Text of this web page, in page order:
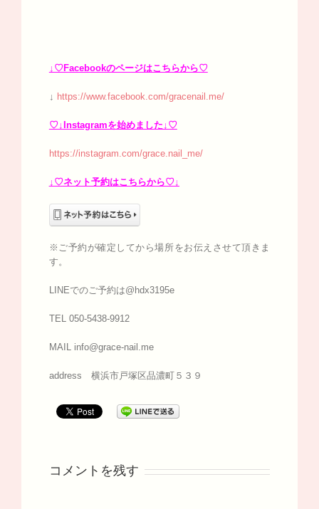
↓♡Facebookのページはこちらから♡
↓ https://www.facebook.com/gracenail.me/
♡↓Instagramを始めました↓♡
https://instagram.com/grace.nail_me/
↓♡ネット予約はこちらから♡↓
※ご予約が確定してから場所をお伝えさせて頂きま
す。
LINEでのご予約は@hdx3195e
TEL 050-5438-9912
MAIL info@grace-nail.me
address 横浜市戸塚区品濃町５３９
コメントを残す